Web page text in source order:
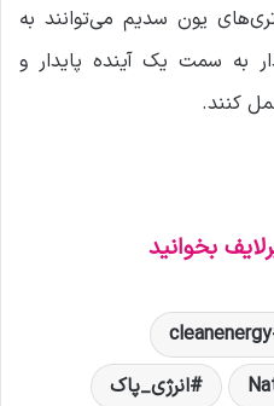
یون سدیم می‌توانند به
به سمت یک آینده پایدار و
کنند.
بخوانید
cleanenergy
انرژی_پاک